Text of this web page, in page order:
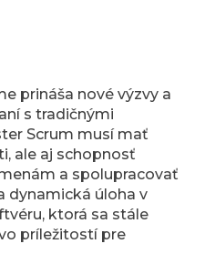
prináša nové výzvy a
s tradičnými
Scrum musí mať
ale aj schopnosť
a spolupracovať
dynamická úloha v
ktorá sa stále
príležitostí pre